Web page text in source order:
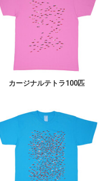
カージナルテトラ100匹